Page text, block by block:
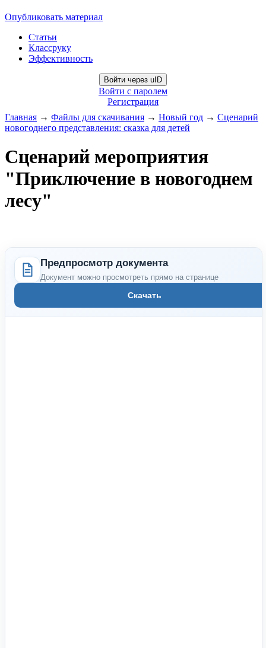
Опубликовать материал
Статьи
Классруку
Эффективность
Войти через uID
Войти с паролем
Регистрация
Главная → Файлы для скачивания → Новый год → Сценарий
новогоднего представления: сказка для детей
Сценарий мероприятия
"Приключение в новогоднем
лесу"
Предпросмотр документа
Документ можно просмотреть прямо на странице
Скачать